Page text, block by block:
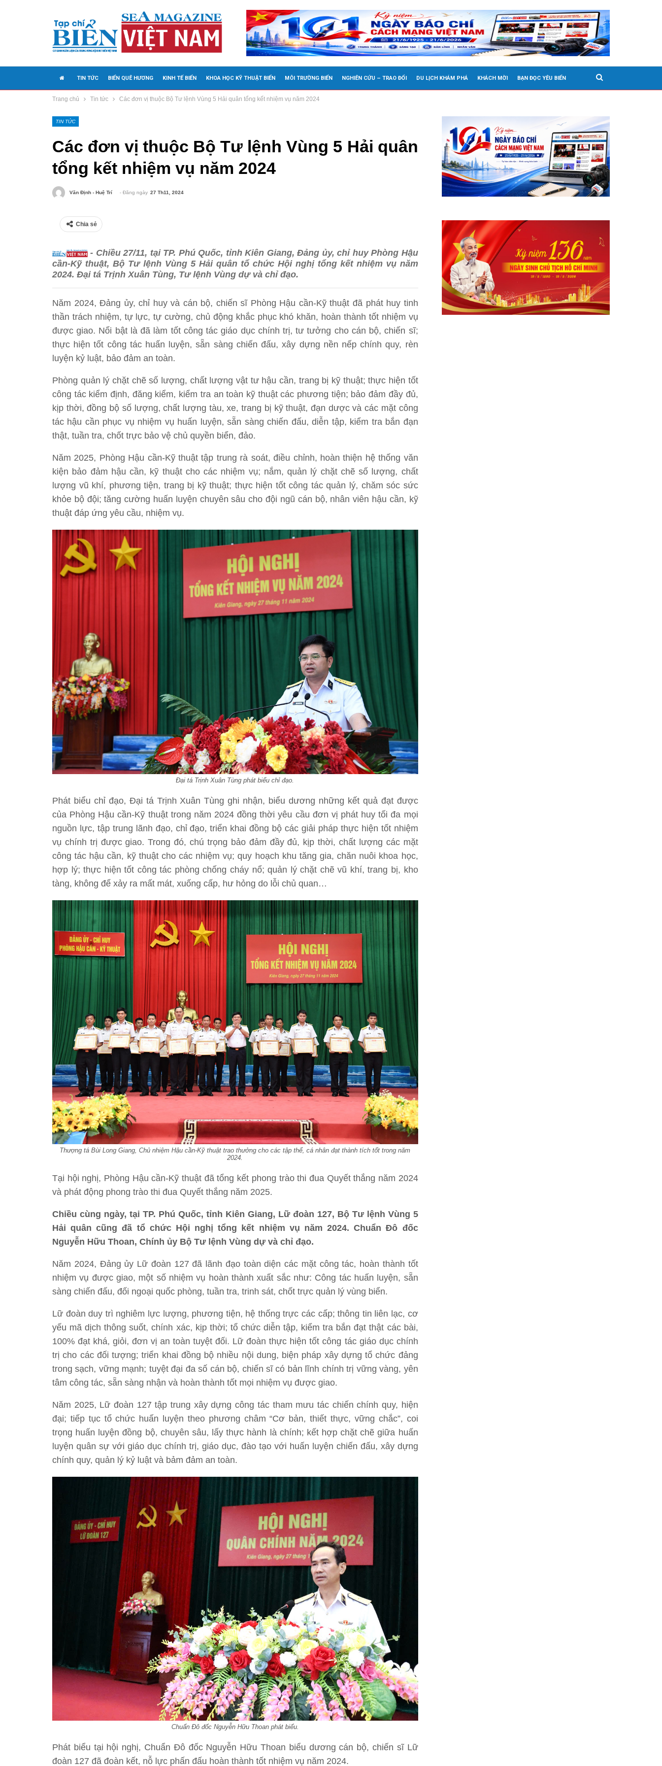
TIN TỨC BIỂN QUÊ HƯƠNG KINH TẾ BIỂN KHOA HỌC KỸ THUẬT BIỂN MÔI TRƯỜNG BIỂN NGHIÊN CỨU – TRAO ĐỔI DU LỊCH KHÁM PHÁ KHÁCH MỜI BẠN ĐỌC YÊU BIỂN
MEDIA
Trang chủ Tin tức Các đơn vị thuộc Bộ Tư lệnh Vùng 5 Hải quân tổng kết nhiệm vụ năm 2024
TIN TỨC
Các đơn vị thuộc Bộ Tư lệnh Vùng 5 Hải quân
tổng kết nhiệm vụ năm 2024
Văn Định - Huệ Trí - Đăng ngày 27 Th11, 2024
Chia sẻ
- Chiều 27/11, tại TP. Phú Quốc, tỉnh Kiên Giang, Đảng ủy, chỉ huy Phòng Hậu
cần-Kỹ thuật, Bộ Tư lệnh Vùng 5 Hải quân tổ chức Hội nghị tổng kết nhiệm vụ năm
2024. Đại tá Trịnh Xuân Tùng, Tư lệnh Vùng dự và chỉ đạo.
Năm 2024, Đảng ủy, chỉ huy và cán bộ, chiến sĩ Phòng Hậu cần-Kỹ thuật đã phát huy tinh
thần trách nhiệm, tự lực, tự cường, chủ động khắc phục khó khăn, hoàn thành tốt nhiệm vụ
được giao. Nổi bật là đã làm tốt công tác giáo dục chính trị, tư tưởng cho cán bộ, chiến sĩ;
thực hiện tốt công tác huấn luyện, sẵn sàng chiến đấu, xây dựng nền nếp chính quy, rèn
luyện kỷ luật, bảo đảm an toàn.
Phòng quản lý chặt chẽ số lượng, chất lượng vật tư hậu cần, trang bị kỹ thuật; thực hiện tốt
công tác kiểm định, đăng kiểm, kiểm tra an toàn kỹ thuật các phương tiện; bảo đảm đầy đủ,
kịp thời, đồng bộ số lượng, chất lượng tàu, xe, trang bị kỹ thuật, đạn dược và các mặt công
tác hậu cần phục vụ nhiệm vụ huấn luyện, sẵn sàng chiến đấu, diễn tập, kiểm tra bắn đạn
thật, tuần tra, chốt trực bảo vệ chủ quyền biển, đảo.
Năm 2025, Phòng Hậu cần-Kỹ thuật tập trung rà soát, điều chỉnh, hoàn thiện hệ thống văn
kiện bảo đảm hậu cần, kỹ thuật cho các nhiệm vụ; nắm, quản lý chặt chẽ số lượng, chất
lượng vũ khí, phương tiện, trang bị kỹ thuật; thực hiện tốt công tác quản lý, chăm sóc sức
khỏe bộ đội; tăng cường huấn luyện chuyên sâu cho đội ngũ cán bộ, nhân viên hậu cần, kỹ
thuật đáp ứng yêu cầu, nhiệm vụ.
Đại tá Trịnh Xuân Tùng phát biểu chỉ đạo.
Phát biểu chỉ đạo, Đại tá Trịnh Xuân Tùng ghi nhận, biểu dương những kết quả đạt được
của Phòng Hậu cần-Kỹ thuật trong năm 2024 đồng thời yêu cầu đơn vị phát huy tối đa mọi
nguồn lực, tập trung lãnh đạo, chỉ đạo, triển khai đồng bộ các giải pháp thực hiện tốt nhiệm
vụ chính trị được giao. Trong đó, chú trọng bảo đảm đầy đủ, kịp thời, chất lượng các mặt
công tác hậu cần, kỹ thuật cho các nhiệm vụ; quy hoạch khu tăng gia, chăn nuôi khoa học,
hợp lý; thực hiện tốt công tác phòng chống cháy nổ; quản lý chặt chẽ vũ khí, trang bị, kho
tàng, không để xảy ra mất mát, xuống cấp, hư hỏng do lỗi chủ quan…
Thượng tá Bùi Long Giang, Chủ nhiệm Hậu cần-Kỹ thuật trao thưởng cho các tập thể, cá nhân đạt thành tích tốt trong năm
2024.
Tại hội nghị, Phòng Hậu cần-Kỹ thuật đã tổng kết phong trào thi đua Quyết thắng năm 2024
và phát động phong trào thi đua Quyết thắng năm 2025.
Chiều cùng ngày, tại TP. Phú Quốc, tỉnh Kiên Giang, Lữ đoàn 127, Bộ Tư lệnh Vùng 5
Hải quân cũng đã tổ chức Hội nghị tổng kết nhiệm vụ năm 2024. Chuẩn Đô đốc
Nguyễn Hữu Thoan, Chính ủy Bộ Tư lệnh Vùng dự và chỉ đạo.
Năm 2024, Đảng ủy Lữ đoàn 127 đã lãnh đạo toàn diện các mặt công tác, hoàn thành tốt
nhiệm vụ được giao, một số nhiệm vụ hoàn thành xuất sắc như: Công tác huấn luyện, sẵn
sàng chiến đấu, đối ngoại quốc phòng, tuần tra, trinh sát, chốt trực quản lý vùng biển.
Lữ đoàn duy trì nghiêm lực lượng, phương tiện, hệ thống trực các cấp; thông tin liên lạc, cơ
yếu mã dịch thông suốt, chính xác, kịp thời; tổ chức diễn tập, kiểm tra bắn đạt thật các bài,
100% đạt khá, giỏi, đơn vị an toàn tuyệt đối. Lữ đoàn thực hiện tốt công tác giáo dục chính
trị cho các đối tượng; triển khai đồng bộ nhiều nội dung, biện pháp xây dựng tổ chức đảng
trong sạch, vững mạnh; tuyệt đại đa số cán bộ, chiến sĩ có bản lĩnh chính trị vững vàng, yên
tâm công tác, sẵn sàng nhận và hoàn thành tốt mọi nhiệm vụ được giao.
Năm 2025, Lữ đoàn 127 tập trung xây dựng công tác tham mưu tác chiến chính quy, hiện
đại; tiếp tục tổ chức huấn luyện theo phương châm “Cơ bản, thiết thực, vững chắc”, coi
trọng huấn luyện đồng bộ, chuyên sâu, lấy thực hành là chính; kết hợp chặt chẽ giữa huấn
luyện quân sự với giáo dục chính trị, giáo dục, đào tạo với huấn luyện chiến đấu, xây dựng
chính quy, quản lý kỷ luật và bảm đảm an toàn.
Chuẩn Đô đốc Nguyễn Hữu Thoan phát biểu.
Phát biểu tại hội nghị, Chuẩn Đô đốc Nguyễn Hữu Thoan biểu dương cán bộ, chiến sĩ Lữ
đoàn 127 đã đoàn kết, nỗ lực phấn đấu hoàn thành tốt nhiệm vụ năm 2024.